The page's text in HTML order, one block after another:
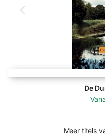
De
Meer titels